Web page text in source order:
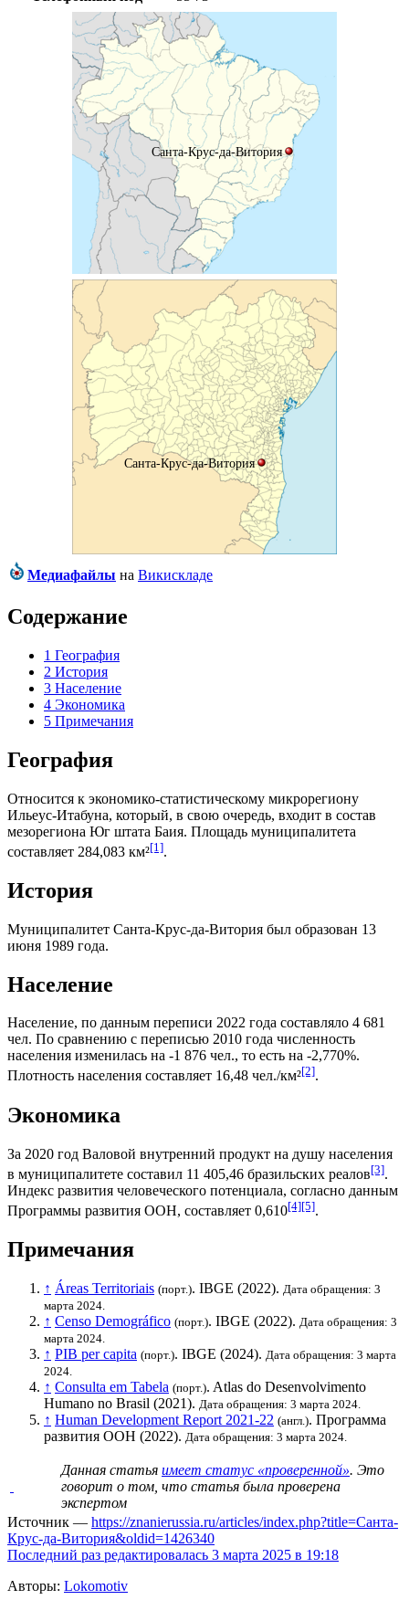
Санта-Крус-да-Витория
Санта-Крус-да-Витория
Медиафайлы на Викискладе
Содержание
1 География
2 История
3 Население
4 Экономика
5 Примечания
География
Относится к экономико-статистическому микрорегиону
Ильеус-Итабуна, который, в свою очередь, входит в состав
мезорегиона Юг штата Баия. Площадь муниципалитета
составляет 284,083 км²[1].
История
Муниципалитет Санта-Крус-да-Витория был образован 13
июня 1989 года.
Население
Население, по данным переписи 2022 года составляло 4 681
чел. По сравнению с переписью 2010 года численность
населения изменилась на -1 876 чел., то есть на -2,770%.
Плотность населения составляет 16,48 чел./км²[2].
Экономика
За 2020 год Валовой внутренний продукт на душу населения
в муниципалитете составил 11 405,46 бразильских реалов[3].
Индекс развития человеческого потенциала, согласно данным
Программы развития ООН, составляет 0,610[4][5].
Примечания
↑ Áreas Territoriais (порт.). IBGE (2022). Дата обращения: 3
марта 2024.
↑ Censo Demográfico (порт.). IBGE (2022). Дата обращения: 3
марта 2024.
↑ PIB per capita (порт.). IBGE (2024). Дата обращения: 3 марта
2024.
↑ Consulta em Tabela (порт.). Atlas do Desenvolvimento
Humano no Brasil (2021). Дата обращения: 3 марта 2024.
↑ Human Development Report 2021-22 (англ.). Программа
развития ООН (2022). Дата обращения: 3 марта 2024.
Данная статья имеет статус «проверенной». Это
говорит о том, что статья была проверена
экспертом
Источник — https://znanierussia.ru/articles/index.php?title=Санта-
Крус-да-Витория&oldid=1426340
Последний раз редактировалась 3 марта 2025 в 19:18
Авторы: Lokomotiv